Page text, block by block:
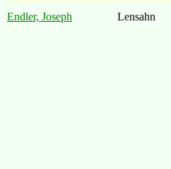
Endler, Joseph Lensahn